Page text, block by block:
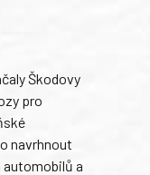
Škodovy
pro
navrhnout
a